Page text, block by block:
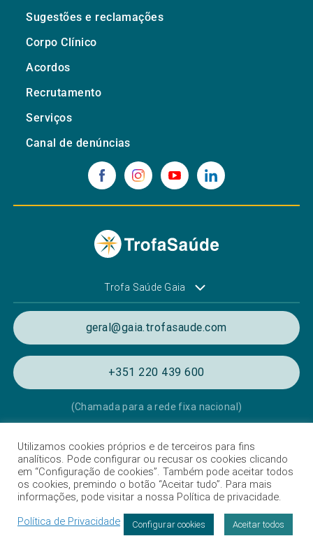
Sugestões e reclamações
Corpo Clínico
Acordos
Recrutamento
Serviços
Canal de denúncias
Trofa Saúde Gaia
geral@gaia.trofasaude.com
+351 220 439 600
(Chamada para a rede fixa nacional)
Política de Privacidade e de Cookies
Termos e condições de utilização
Listagem das Unidades Hospitalares
Proteção de dados
Utilizamos cookies próprios e de terceiros para fins
analíticos. Pode configurar ou recusar os cookies clicando
em “Configuração de cookies”. Também pode aceitar todos
os cookies, premindo o botão “Aceitar tudo”. Para mais
informações, pode visitar a nossa Política de privacidade.
Política de Privacidade
Configurar cookies Aceitar todos